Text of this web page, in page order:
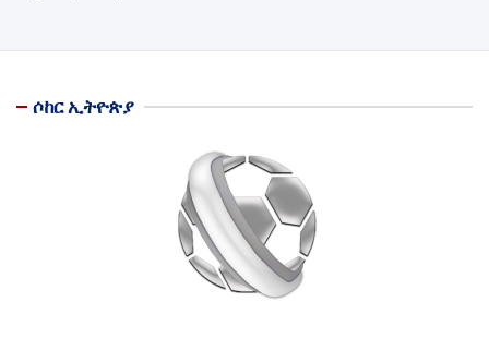
ሶከር ኢትዮጵያ